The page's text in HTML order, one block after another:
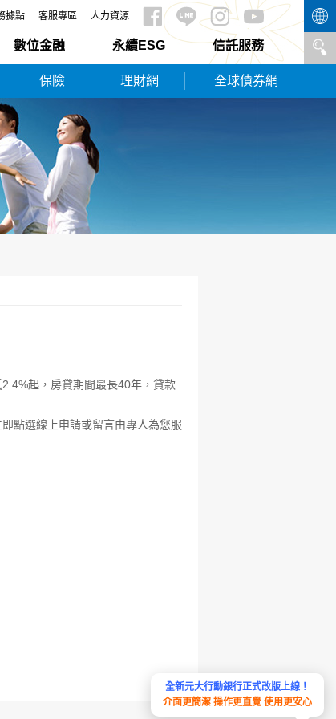
據點 客服專區 人力資源
數位金融 永續ESG 信託服務
保險 理財網 全球債券網
起，房貸期間最長40年，貸款
點選線上申請或留言由專人為您服
全新元大行動銀行正式改版上線！
介面更簡潔 操作更直覺 使用更安心